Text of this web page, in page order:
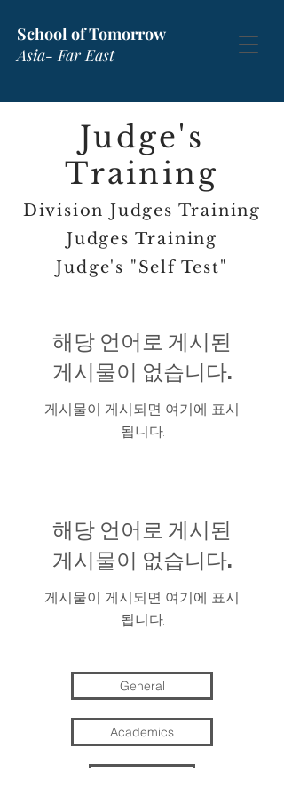
School of Tomorrow
Asia- Far East
Judge's
Training
Division Judges Training
Judges Training
Judge's "Self Test"
해당 언어로 게시된
게시물이 없습니다.
게시물이 게시되면 여기에 표시
됩니다.
해당 언어로 게시된
게시물이 없습니다.
게시물이 게시되면 여기에 표시
됩니다.
General
Academics